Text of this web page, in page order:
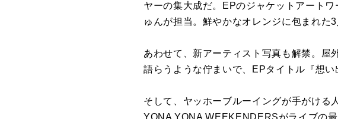
ヤーの集大成だ。EPのジャケットアート
ゅんが担当。鮮やかなオレンジに包まれた
あわせて、新アーティスト写真も解禁。屋
語らうような佇まいで、EPタイトル『想
そして、ヤッホーブルーイングが手がける
YONA YONA WEEKENDERSがライブの